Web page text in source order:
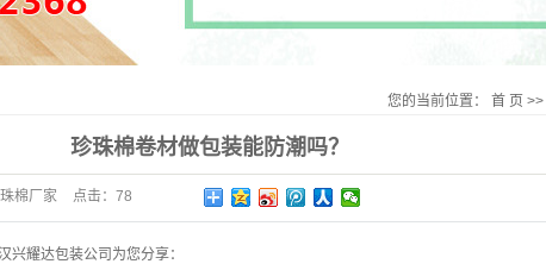
您的当前位置： 首 页 >>
珍珠棉卷材做包装能防潮吗？
棉厂家 点击： 78
兴耀达包装公司为您分享：